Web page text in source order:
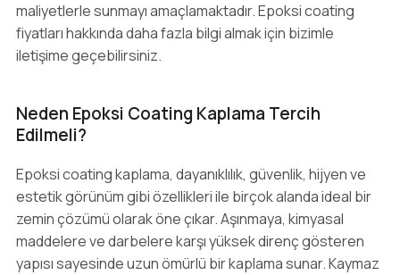
maliyetlerle sunmayı amaçlamaktadır. Epoksi coating
fiyatları hakkında daha fazla bilgi almak için bizimle
iletişime geçebilirsiniz.
Neden Epoksi Coating Kaplama Tercih
Edilmeli?
Epoksi coating kaplama, dayanıklılık, güvenlik, hijyen ve
estetik görünüm gibi özellikleri ile birçok alanda ideal bir
zemin çözümü olarak öne çıkar. Aşınmaya, kimyasal
maddelere ve darbelere karşı yüksek direnç gösteren
yapısı sayesinde uzun ömürlü bir kaplama sunar. Kaymaz